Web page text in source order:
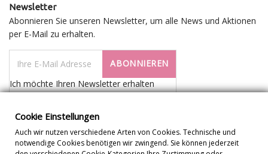
Newsletter
Abonnieren Sie unseren Newsletter, um alle News und Aktionen
per E-Mail zu erhalten.
ABONNIEREN
Ich möchte Ihren Newsletter erhalten
Cookie Einstellungen
Auch wir nutzen verschiedene Arten von Cookies. Technische und
notwendige Cookies benötigen wir zwingend. Sie können jederzeit